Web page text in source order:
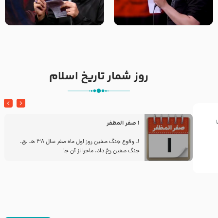
تک ، عبّاس، صاحب دل‌هاست –
حاج حنیف طاهری – عزاداری شب
من غلام نوکراتم من عاشق
کربلاتم – شور زمینه – شب هفتم
روز شمار تاریخ اسلام
1 صفر المظفر
1ـ وقوع جنگ صفین روز اول ماه صفر سال 38 هـ .ق.
جنگ صفین رخ داد. ماجرا از آن جا